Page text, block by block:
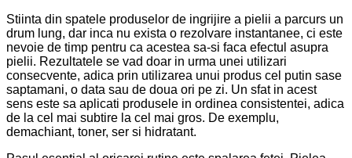
Stiinta din spatele produselor de ingrijire a pielii a parcurs un
drum lung, dar inca nu exista o rezolvare instantanee, ci este
nevoie de timp pentru ca acestea sa-si faca efectul asupra
pielii. Rezultatele se vad doar in urma unei utilizari
consecvente, adica prin utilizarea unui produs cel putin sase
saptamani, o data sau de doua ori pe zi. Un sfat in acest
sens este sa aplicati produsele in ordinea consistentei, adica
de la cel mai subtire la cel mai gros. De exemplu,
demachiant, toner, ser si hidratant.